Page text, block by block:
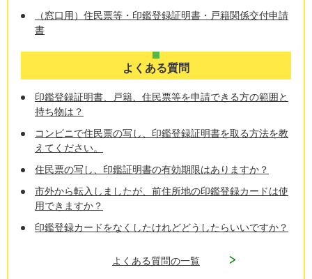
（窓口用）住民票等・印鑑登録証明書・戸籍関係交付申請
書
よくある質問
印鑑登録証明書、戸籍、住民票等を申請できる方の範囲と
持ち物は？
コンビニで住民票の写し、印鑑登録証明書を取る方法を教
えてください。
住民票の写し、印鑑証明書の有効期限はありますか？
市外から転入しましたが、前住所地の印鑑登録カードは使
用できますか？
印鑑登録カードをなくしたけれどどうしたらいいですか？
よくある質問の一覧